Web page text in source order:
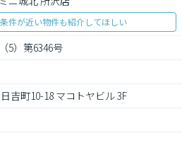
条件が近い物件も紹介してほしい
5）第6346号
吉町10-18 マコトヤビル 3F